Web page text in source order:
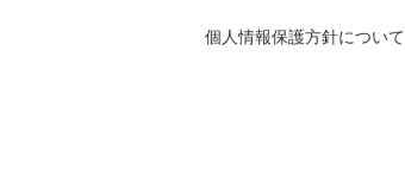
個人情報保護方針について